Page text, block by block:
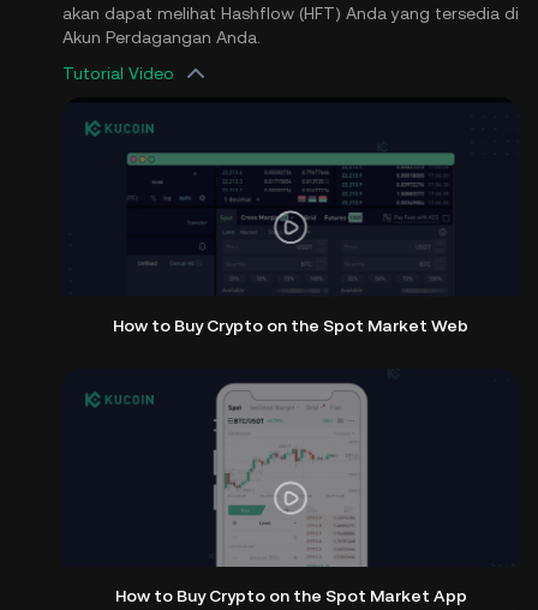
akan dapat melihat Hashflow (HFT) Anda yang tersedia di
Akun Perdagangan Anda.
Tutorial Video
How to Buy Crypto on the Spot Market Web
How to Buy Crypto on the Spot Market App